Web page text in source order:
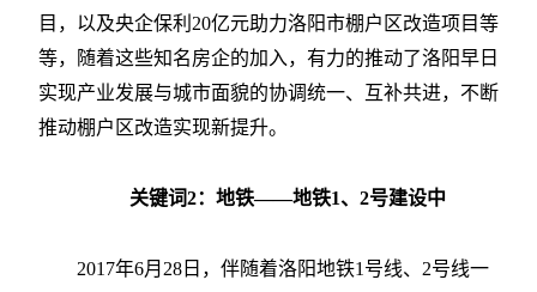
目，以及央企保利20亿元助力洛阳市棚户区改造项目等
等，随着这些知名房企的加入，有力的推动了洛阳早日
实现产业发展与城市面貌的协调统一、互补共进，不断
推动棚户区改造实现新提升。
关键词2：地铁——地铁1、2号建设中
2017年6月28日，伴随着洛阳地铁1号线、2号线一